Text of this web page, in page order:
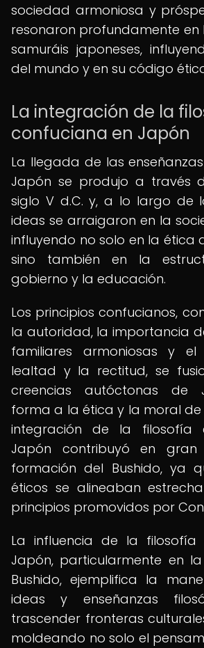
sociedad armoniosa y
resonaron profundamente en
samuráis japoneses,
del mundo y en su código
La integración de la
confuciana en Japón
La llegada de las
Japón se produjo a través
siglo V d.C. y, a lo largo de
ideas se arraigaron en la
influyendo no solo en la ética
sino también en la
gobierno y la educación.
Los principios confucianos,
la autoridad, la importancia
familiares armoniosas y
lealtad y la rectitud, se
creencias autóctonas de
forma a la ética y la moral de
integración de la filosofía
Japón contribuyó en
formación del Bushido, ya
éticos se alineaban
principios promovidos por
La influencia de la filosofía
Japón, particularmente en
Bushido, ejemplifica la
ideas y enseñanzas
trascender fronteras
moldeando no solo el